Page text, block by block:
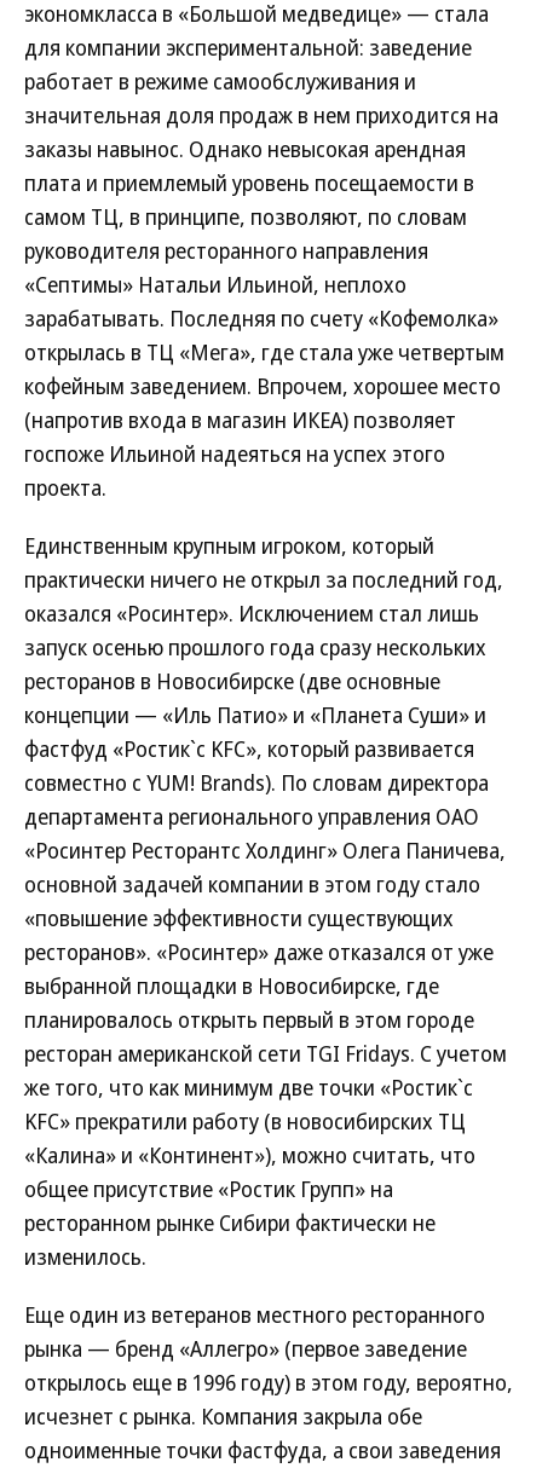
экономкласса в «Большой медведице» — стала
для компании экспериментальной: заведение
работает в режиме самообслуживания и
значительная доля продаж в нем приходится на
заказы навынос. Однако невысокая арендная
плата и приемлемый уровень посещаемости в
самом ТЦ, в принципе, позволяют, по словам
руководителя ресторанного направления
«Септимы» Натальи Ильиной, неплохо
зарабатывать. Последняя по счету «Кофемолка»
открылась в ТЦ «Мега», где стала уже четвертым
кофейным заведением. Впрочем, хорошее место
(напротив входа в магазин ИКЕА) позволяет
госпоже Ильиной надеяться на успех этого
проекта.
Единственным крупным игроком, который
практически ничего не открыл за последний год,
оказался «Росинтер». Исключением стал лишь
запуск осенью прошлого года сразу нескольких
ресторанов в Новосибирске (две основные
концепции — «Иль Патио» и «Планета Суши» и
фастфуд «Ростик`c KFC», который развивается
совместно с YUM! Brands). По словам директора
департамента регионального управления ОАО
«Росинтер Ресторантс Холдинг» Олега Паничева,
основной задачей компании в этом году стало
«повышение эффективности существующих
ресторанов». «Росинтер» даже отказался от уже
выбранной площадки в Новосибирске, где
планировалось открыть первый в этом городе
ресторан американской сети TGI Fridays. С учетом
же того, что как минимум две точки «Ростик`c
KFC» прекратили работу (в новосибирских ТЦ
«Калина» и «Континент»), можно считать, что
общее присутствие «Ростик Групп» на
ресторанном рынке Сибири фактически не
изменилось.
Еще один из ветеранов местного ресторанного
рынка — бренд «Аллегро» (первое заведение
открылось еще в 1996 году) в этом году, вероятно,
исчезнет с рынка. Компания закрыла обе
одноименные точки фастфуда, а свои заведения